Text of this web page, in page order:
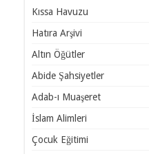
Kıssa Havuzu
Hatıra Arşivi
Altın Öğütler
Abide Şahsiyetler
Adab-ı Muaşeret
İslam Alimleri
Çocuk Eğitimi